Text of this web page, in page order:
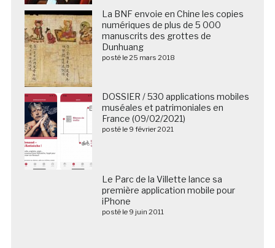
La BNF envoie en Chine les copies
numériques de plus de 5 000
manuscrits des grottes de
Dunhuang
posté le 25 mars 2018
DOSSIER / 530 applications mobiles
muséales et patrimoniales en
France (09/02/2021)
posté le 9 février 2021
Le Parc de la Villette lance sa
première application mobile pour
iPhone
posté le 9 juin 2011